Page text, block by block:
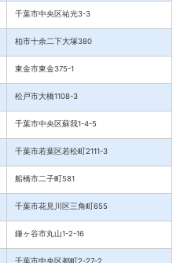
千葉市中央区祐光3-3
柏市十余二下大塚380
東金市東金375-1
松戸市大橋1108-3
千葉市中央区蘇我1-4-5
千葉市若葉区若松町2111-3
船橋市二子町581
千葉市花見川区三角町655
鎌ヶ谷市丸山1-2-16
千葉市中央区都町2-27-2